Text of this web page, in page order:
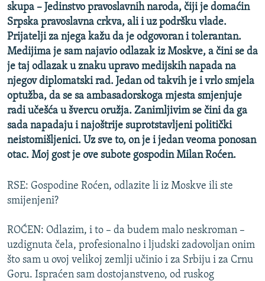
GENOCID U SREBRENICI
POPLAVE I KLIZIŠTA U BIH 2024.
TV LIBERTY
POST SCRIPTUM
MOJA EVROPA
TRI DECENIJE OD RATA U BIH
SVE KARTE DEJTONA
PRATITE NAS
Sve RFE/RL stranice
skupa – Jedinstvo pravoslavnih naroda, čiji je domaćin
Srpska pravoslavna crkva, ali i uz podršku vlade.
Prijatelji za njega kažu da je odgovoran i tolerantan.
Medijima je sam najavio odlazak iz Moskve, a čini se da
je taj odlazak u znaku upravo medijskih napada na
njegov diplomatski rad. Jedan od takvih je i vrlo smjela
optužba, da se sa ambasadorskoga mjesta smjenjuje
radi učešća u švercu oružja. Zanimljivim se čini da ga
sada napadaju i najoštrije suprotstavljeni politički
neistomišljenici. Uz sve to, on je i jedan veoma ponosan
otac. Moj gost je ove subote gospodin Milan Roćen.
RSE: Gospodine Roćen, odlazite li iz Moskve ili ste
smijenjeni?
ROĆEN: Odlazim, i to – da budem malo neskroman –
uzdignuta čela, profesionalno i ljudski zadovoljan onim
što sam u ovoj velikoj zemlji učinio i za Srbiju i za Crnu
Goru. Ispraćen sam dostojanstveno, od ruskog